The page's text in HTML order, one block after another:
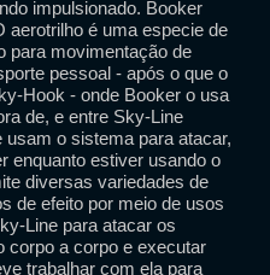
impulsionado. Booker
aerotrilho é uma especie de
para movimentação de
pessoal - após o que o
Hook - onde Booker o usa
de, e entre Sky-Line
o sistema para atacar,
enquanto estiver usando o
diversas variedades de
de efeito por meio de usos
Line para atacar os
corpo a corpo e executar
trabalhar com ela para